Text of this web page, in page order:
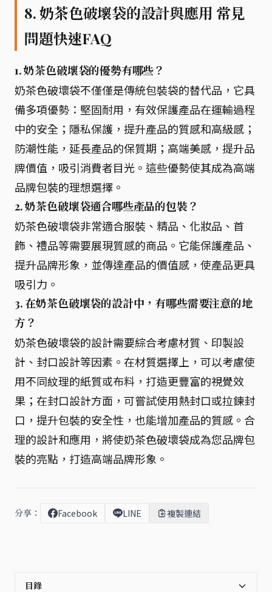
8. 奶茶色破壞袋的設計與應用 常見
問題快速FAQ
1. 奶茶色破壞袋的優勢有哪些？
奶茶色破壞袋不僅僅是傳統包裝袋的替代品，它具
備多項優勢：堅固耐用，有效保護產品在運輸過程
中的安全；隱私保護，提升產品的質感和高級感；
防潮性能，延長產品的保質期；高端美感，提升品
牌價值，吸引消費者目光。這些優勢使其成為高端
品牌包裝的理想選擇。
2. 奶茶色破壞袋適合哪些產品的包裝？
奶茶色破壞袋非常適合服裝、精品、化妝品、首
飾、禮品等需要展現質感的商品。它能保護產品、
提升品牌形象，並傳達產品的價值感，使產品更具
吸引力。
3. 在奶茶色破壞袋的設計中，有哪些需要注意的地
方？
奶茶色破壞袋的設計需要綜合考慮材質、印製設
計、封口設計等因素。在材質選擇上，可以考慮使
用不同紋理的紙質或布料，打造更豐富的視覺效
果；在封口設計方面，可嘗試使用熱封口或拉鍊封
口，提升包裝的安全性，也能增加產品的質感。合
理的設計和應用，將使奶茶色破壞袋成為您品牌包
裝的亮點，打造高端品牌形象。
分享： Facebook LINE 複製連結
目錄